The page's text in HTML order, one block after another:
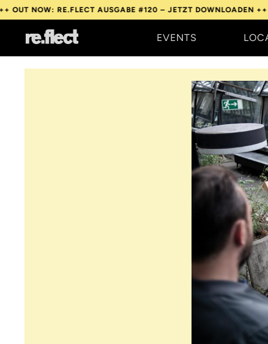
AUSGABE #120 – JETZT DOWNLOADEN +++OUT NOW:
EVENTS